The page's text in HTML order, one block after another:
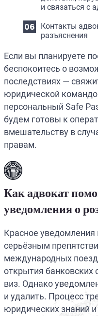
и связаться с
Контакты
разъяснения
Если вы планируете
беспокоитесь о
последствиях —
юридической
персональный Safe
будем готовы к
вмешательству в
правам.
Как адвокат
уведомления о
Красное уведомления
серьёзным
международных
открытия банковских
виз. Однако
и удалить. Процесс
юридических знаний